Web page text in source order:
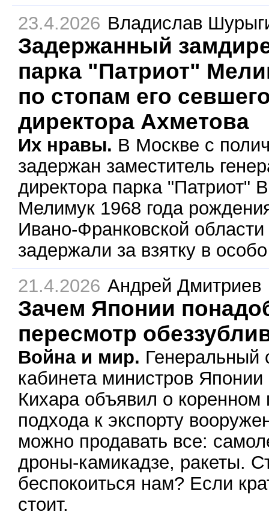
23.4.2026 Владислав
Задержанный
парка "Патриот"
по стопам его
директора Ахметова
Их нравы. В Москве с
задержан заместитель
директора парка "Патриот"
Мелимук 1968 года
Ивано-Франковской
задержали за взятку в
21.4.2026 Андрей Дмитриев
Зачем Японии
пересмотр
Война и мир. Генеральный
кабинета министров
Кихара объявил о коренном
подхода к экспорту
можно продавать все:
дроны-камикадзе, ракеты.
беспокоиться нам? Если
стоит.